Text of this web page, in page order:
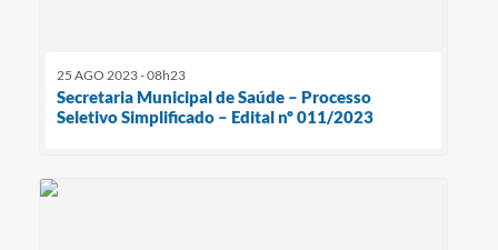
25 AGO 2023 - 08h23
Secretaria Municipal de Saúde – Processo
Seletivo Simplificado – Edital nº 011/2023